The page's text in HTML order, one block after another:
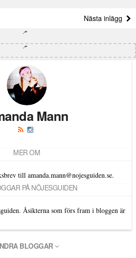
Nästa inlägg
Mann
MER OM
till amanda.mann@nojesguiden.se.
PÅ NÖJESGUIDEN
Åsikterna som förs fram i bloggen är
BLOGGAR